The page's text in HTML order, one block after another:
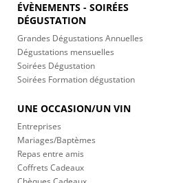
ÉVÈNEMENTS - SOIRÉES
DÉGUSTATION
Grandes Dégustations Annuelles
Dégustations mensuelles
Soirées Dégustation
Soirées Formation dégustation
UNE OCCASION/UN VIN
Entreprises
Mariages/Baptèmes
Repas entre amis
Coffrets Cadeaux